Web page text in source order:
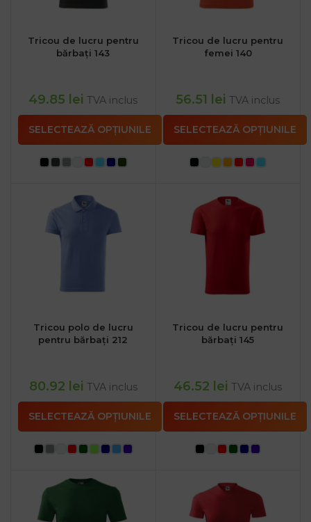
Tricou de lucru pentru
bărbați 143
49.85 lei TVA inclus
SELECTEAZĂ OPȚIUNILE
Tricou de lucru pentru
femei 140
56.51 lei TVA inclus
SELECTEAZĂ OPȚIUNILE
Tricou polo de lucru
pentru bărbați 212
80.92 lei TVA inclus
SELECTEAZĂ OPȚIUNILE
Tricou de lucru pentru
bărbați 145
46.52 lei TVA inclus
SELECTEAZĂ OPȚIUNILE